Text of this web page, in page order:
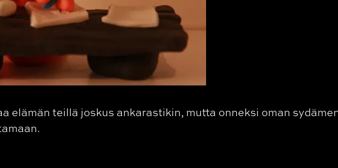
elämän teillä joskus ankarastikin, mutta onneksi oman